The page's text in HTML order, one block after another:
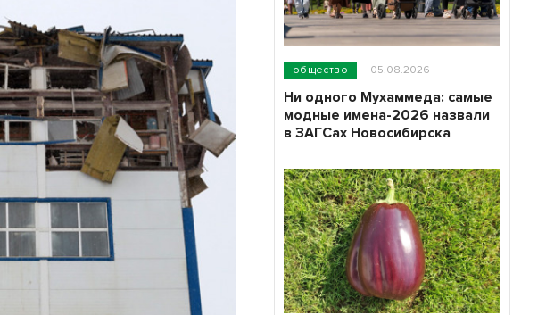
общество 05.08.2026
Ни одного Мухаммеда: самые
модные имена-2026 назвали
в ЗАГСах Новосибирска